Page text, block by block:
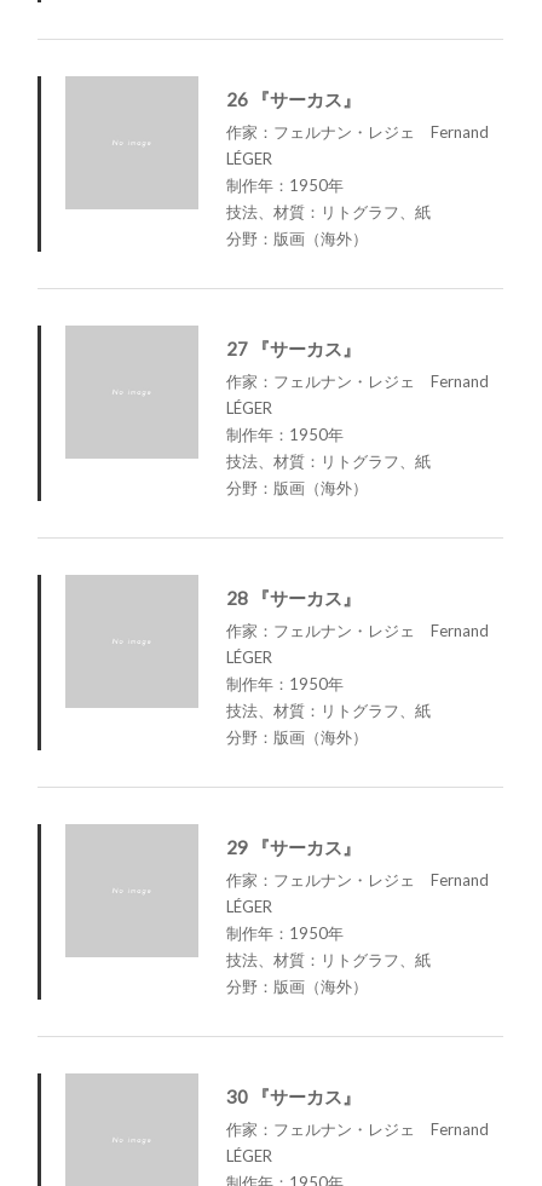
26 『サーカス』
作家：フェルナン・レジェ Fernand
LÉGER
制作年：1950年
技法、材質：リトグラフ、紙
分野：版画（海外）
27 『サーカス』
作家：フェルナン・レジェ Fernand
LÉGER
制作年：1950年
技法、材質：リトグラフ、紙
分野：版画（海外）
28 『サーカス』
作家：フェルナン・レジェ Fernand
LÉGER
制作年：1950年
技法、材質：リトグラフ、紙
分野：版画（海外）
29 『サーカス』
作家：フェルナン・レジェ Fernand
LÉGER
制作年：1950年
技法、材質：リトグラフ、紙
分野：版画（海外）
30 『サーカス』
作家：フェルナン・レジェ Fernand
LÉGER
制作年：1950年